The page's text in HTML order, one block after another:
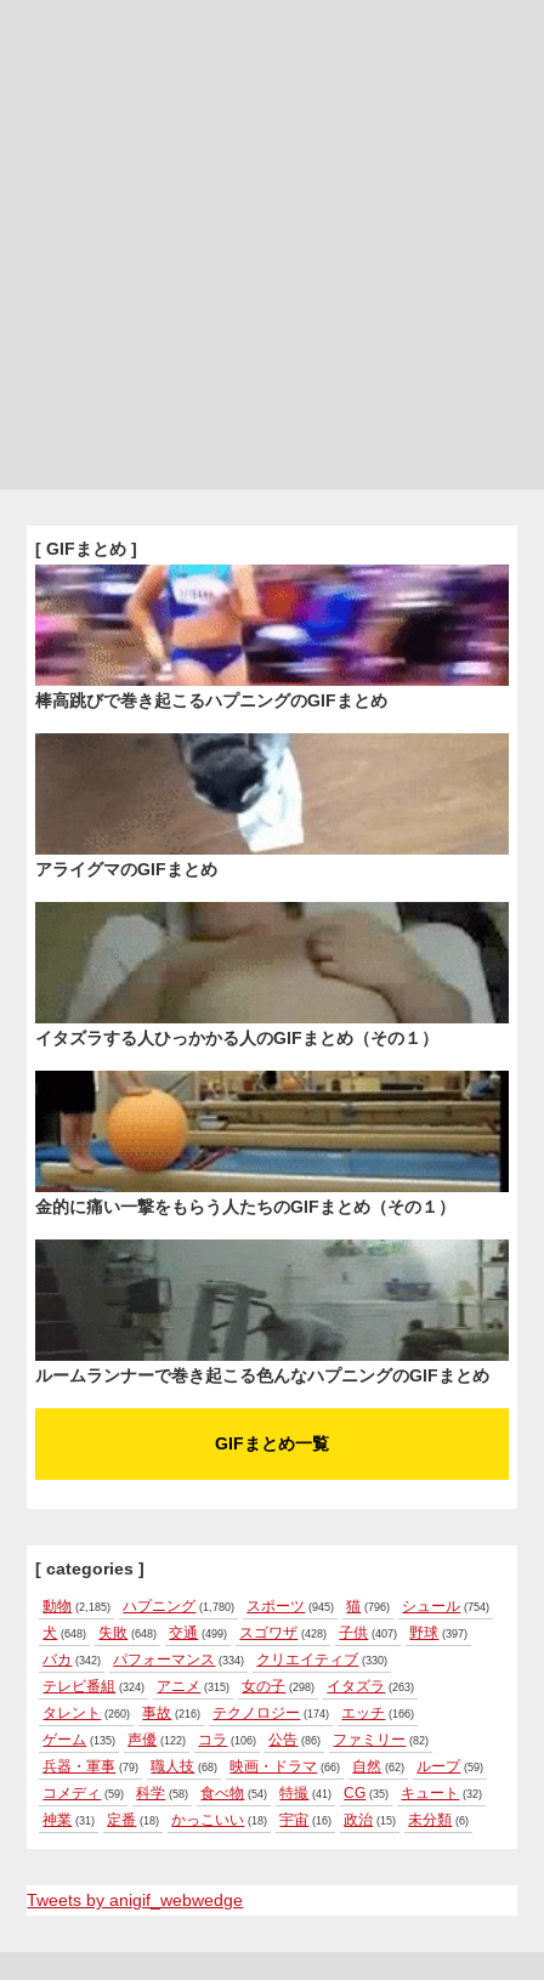
[ GIFまとめ ]
棒高跳びで巻き起こるハプニングのGIFまとめ
アライグマのGIFまとめ
イタズラする人ひっかかる人のGIFまとめ（その１）
金的に痛い一撃をもらう人たちのGIFまとめ（その１）
ルームランナーで巻き起こる色んなハプニングのGIFまとめ
GIFまとめ一覧
[ categories ]
動物 (2,185) ハプニング (1,780) スポーツ (945) 猫 (796) シュール (754)
犬 (648) 失敗 (648) 交通 (499) スゴワザ (428) 子供 (407) 野球 (397)
バカ (342) パフォーマンス (334) クリエイティブ (330)
テレビ番組 (324) アニメ (315) 女の子 (298) イタズラ (263)
タレント (260) 事故 (216) テクノロジー (174) エッチ (166)
ゲーム (135) 声優 (122) コラ (106) 公告 (86) ファミリー (82)
兵器・軍事 (79) 職人技 (68) 映画・ドラマ (66) 自然 (62) ループ (59)
コメディ (59) 科学 (58) 食べ物 (54) 特撮 (41) CG (35) キュート (32)
神業 (31) 定番 (18) かっこいい (18) 宇宙 (16) 政治 (15) 未分類 (6)
Tweets by anigif_webwedge